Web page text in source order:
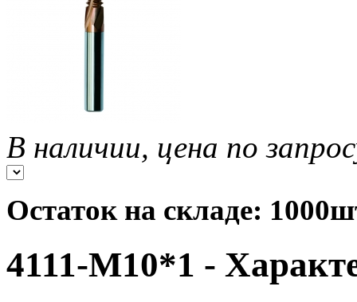
В наличии, цена по
Остаток на складе:
4111-M10*1 -